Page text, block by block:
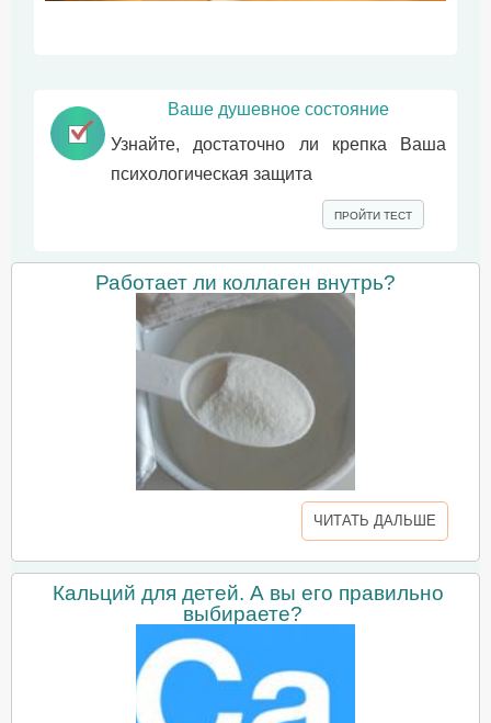
Ваше душевное состояние
Узнайте, достаточно ли крепка Ваша
психологическая защита
ПРОЙТИ ТЕСТ
Работает ли коллаген внутрь?
ЧИТАТЬ ДАЛЬШЕ
Кальций для детей. А вы его правильно
выбираете?